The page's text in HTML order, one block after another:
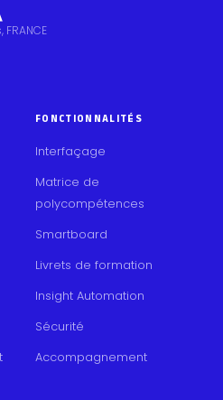
FONCTIONNALITÉS
Interfaçage
Matrice de
polycompétences
Smartboard
Livrets de formation
Insight Automation
Sécurité
Accompagnement